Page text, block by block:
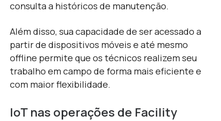
consulta a históricos de manutenção.
Além disso, sua capacidade de ser acessado a
partir de dispositivos móveis e até mesmo
offline permite que os técnicos realizem seu
trabalho em campo de forma mais eficiente e
com maior flexibilidade.
IoT nas operações de Facility